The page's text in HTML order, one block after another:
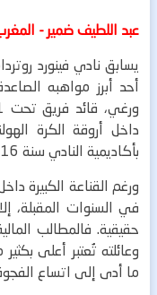
عبد اللطيف ضمير -
يسابق نادي فينورد
أحد أبرز مواهبه
داخل أروقة الكرة
بأكاديمية النادي سنة 2016.
ورغم القناعة الكبيرة
في السنوات المقبلة،
حقيقية. فالمطالب
وعائلته تُعتبر أعلى
ما أدى إلى اتساع